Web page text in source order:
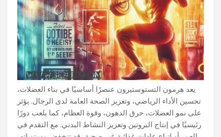
يعد هرمون التستوستيرون عنصرًا أساسيًا في بناء العضلات،
تحسين الأداء الرياضي، وتعزيز الصحة العامة لدى الرجال. يؤثر
على نمو العضلات، حرق الدهون، وقوة العظام، كما يلعب دورًا
رئيسيًا في إنتاج البروتين وتعزيز النشاط البدني. مع التقدم في